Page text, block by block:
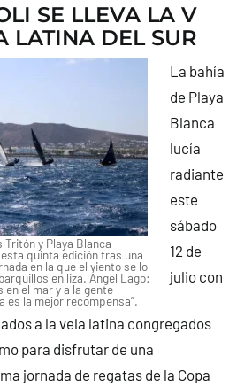
SE LLEVA LA V
LATINA DEL SUR
y Playa Blanca
quinta edición tras una
en la que el viento se lo
en liza. Ángel Lago:
en el mar y a la gente
es la mejor recompensa”.
La bahía
de Playa
Blanca
lucía
radiante
este
sábado
12 de
julio con
a la vela latina congregados
para disfrutar de una
jornada de regatas de la Copa